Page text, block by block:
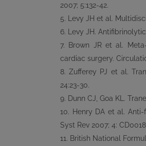
2007; 5:132-42.
5. Levy JH et al.
6. Levy JH.
7. Brown JR et al.
cardiac surgery.
8. Zufferey PJ et al.
24:23-30.
9. Dunn CJ, Goa KL.
10. Henry DA et al.
Syst Rev 2007; 4:
11. British National